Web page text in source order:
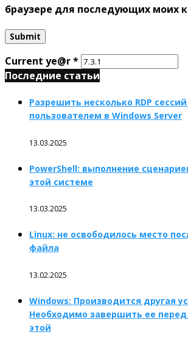
браузере для последующих моих
Current ye@r*
Последние статьи
Разрешить несколько RDP
пользователем в Windows Server
13.03.2025
PowerShell: выполнение
этой системе
13.03.2025
Linux: не освободилось место
файла
13.02.2025
Windows: Производится другая
Необходимо завершить ее
этой